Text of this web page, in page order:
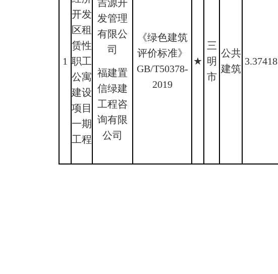
1
开发
区租
赁性
职工
公寓
建设
项目
一期
工程
吉源开
发管理
有限公
司
福建置
信绿建
工程咨
询有限
公司
《绿色建筑
评价标准》
GB/T50378-
2019
★
三
明
市
公共
建筑
3.37418